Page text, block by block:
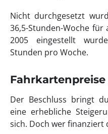
Nicht durchgesetzt
36,5-Stunden-Woche
2005 eingestellt
Stunden pro Woche.
Der Beschluss bringt
eine erhebliche
sich. Doch wer finanziert